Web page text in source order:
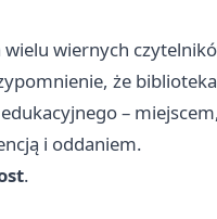
wielu wiernych
że
–
i oddaniem.
.